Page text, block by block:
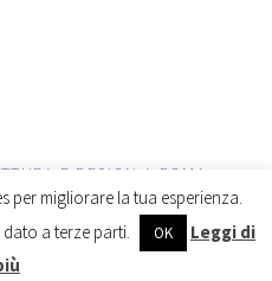
E DESIGN A ROMA
BYWORDPRESS.
per migliorare la tua esperienza.
a terze parti.
OK
Leggi di